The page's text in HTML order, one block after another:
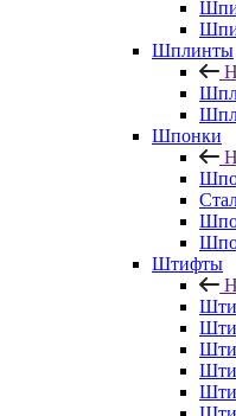
Шплинты
Шпонки
Штифты